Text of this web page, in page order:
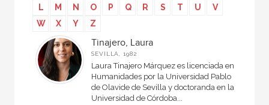
Editor
Editora
Escritor
Escritora
L
M N O P Q R S T U
V
W
X Y Z
Tinajero, Laura
SEVILLA, 1982
Laura Tinajero Márquez es licenciada en
Humanidades por la Universidad Pablo
de Olavide de Sevilla y doctoranda en la
Universidad de Córdoba...